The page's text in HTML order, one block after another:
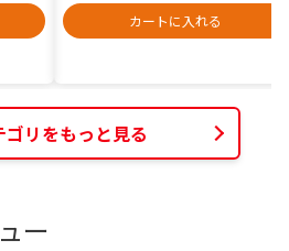
カートに入れる
ゴリをもっと見る
ー